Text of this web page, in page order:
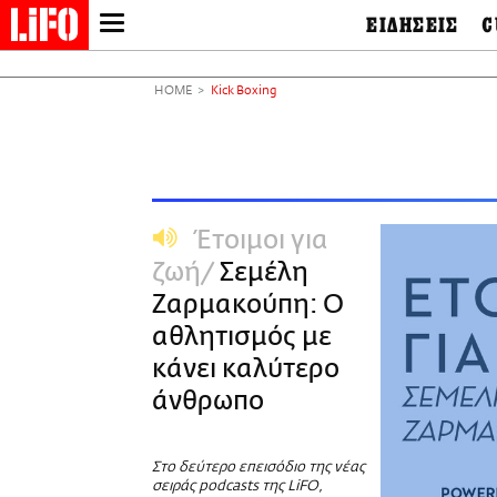
NEWSLETTER
ΑΜΠΑ
PRINT
ΕΙΔΗΣΕΙΣ
Science
European Lifo
&
HOME Κick Βoxing
Έτοιμοι για
ζωή
Σεμέλη
Ζαρμακούπη: Ο
αθλητισμός με
κάνει καλύτερο
άνθρωπο
Στο δεύτερο επεισόδιο της νέας
σειράς podcasts της LiFO,